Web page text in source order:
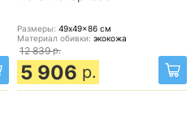
Размеры: 49x49x86 см
Материал обивки: экокожа
12 839 р.
5 906 р.